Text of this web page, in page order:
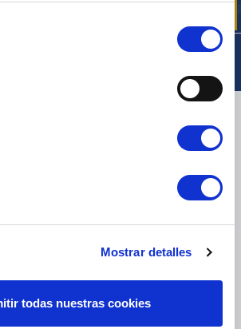
Mostrar detalles
todas nuestras cookies
TNT, GÉODIS, FRANCE EXPRESS, DPD
Excelente:4.5/5